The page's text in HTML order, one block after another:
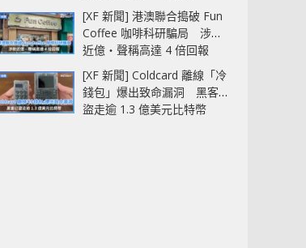
[XF 新聞] 港澳聯合搗破 Fun
Coffee 咖啡科研騙局 涉款
近億‧聲稱高達 4 倍回報
[XF 新聞] Coldcard 離線「冷
錢包」爆出致命漏洞 黑客已
盜走逾 1.3 億美元比特幣